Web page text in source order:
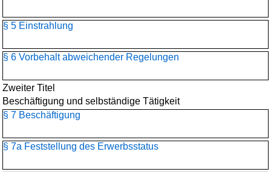
§ 5 Einstrahlung
§ 6 Vorbehalt abweichender Regelungen
Zweiter Titel
Beschäftigung und selbständige Tätigkeit
§ 7 Beschäftigung
§ 7a Feststellung des Erwerbsstatus